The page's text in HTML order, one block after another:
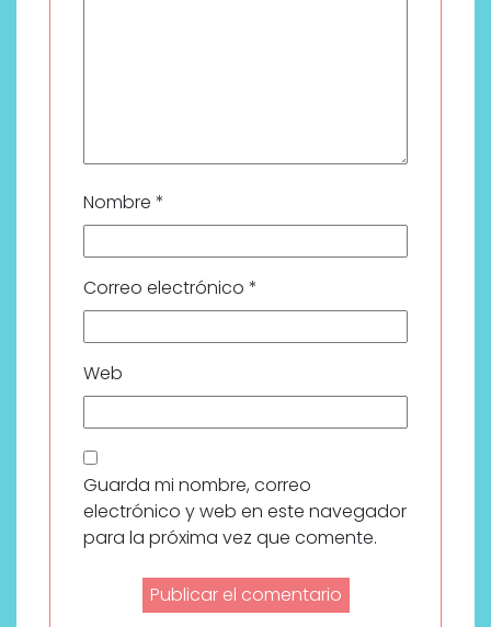
Nombre *
Correo electrónico *
Web
Guarda mi nombre, correo
electrónico y web en este navegador
para la próxima vez que comente.